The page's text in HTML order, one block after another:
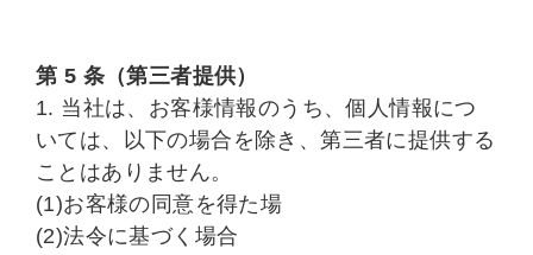
第 5 条（第三者提供）
1. 当社は、お客様情報のうち、個人情報につ
いては、以下の場合を除き、第三者に提供する
ことはありません。
(1)お客様の同意を得た場
(2)法令に基づく場合